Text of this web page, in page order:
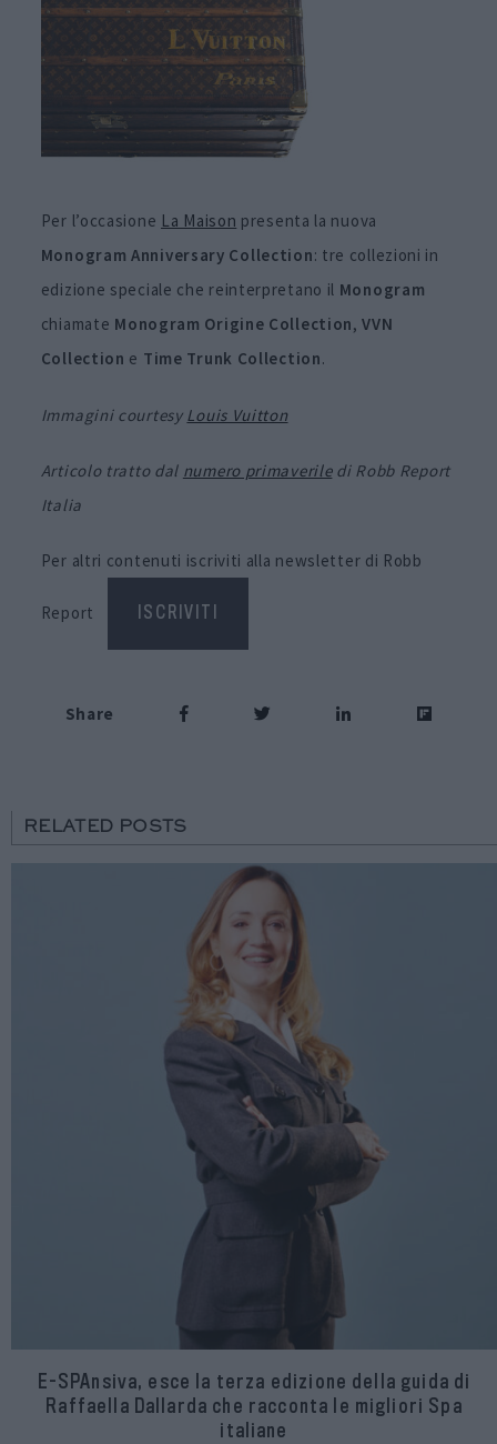
Per l’occasione La Maison presenta la nuova
Monogram Anniversary Collection: tre collezioni in
edizione speciale che reinterpretano il Monogram
chiamate Monogram Origine Collection,VVN
Collection e Time Trunk Collection.
Immagini courtesy Louis Vuitton
Articolo tratto dal numero primaveriledi Robb Report
Italia
Per altri contenuti iscriviti alla newsletter di Robb
Report ISCRIVITI
Share
RELATED POSTS
E-SPAnsiva, esce la terza edizione della guida di
Raffaella Dallarda che racconta le migliori Spa
italiane